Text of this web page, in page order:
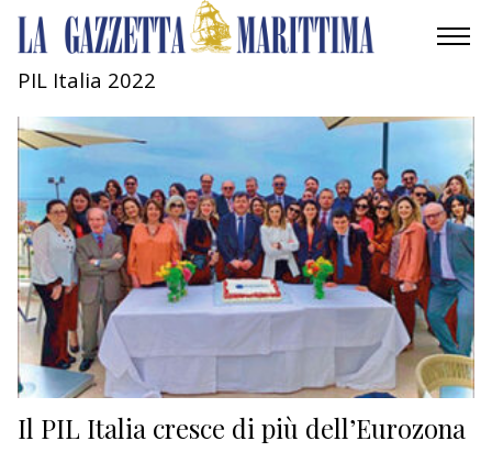
MOBILITÀ
INDUSTRIA
RICERCA
ECONOMIA
TURISMO
CULTURA
PIL Italia 2022
Il PIL Italia cresce di più dell’Eurozona